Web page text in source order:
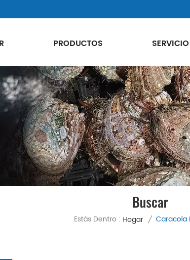
PRODUCTOS SERVICIO
Buscar
Estás Dentro : Hogar / Caracola